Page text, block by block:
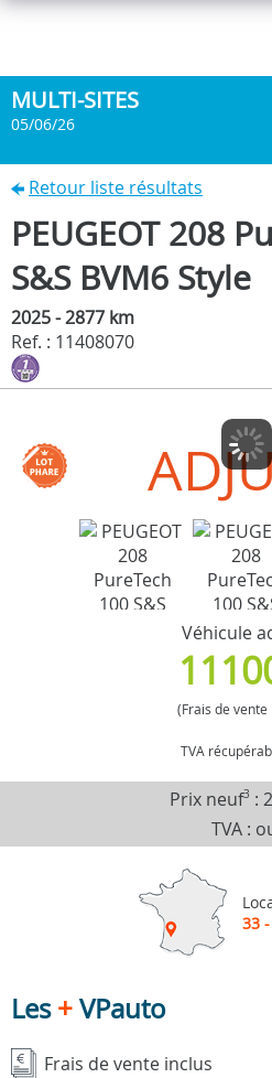
MULTI-SITES
05/06/26
Retour liste résultats
PEUGEOT 208
S&S BVM6 Style
2025 - 2877 km
Ref. : 11408070
Véhicule
(Frais de vente
TVA
Prix neuf3 :
TVA :
33 -
Les+VPauto
Frais de vente inclus